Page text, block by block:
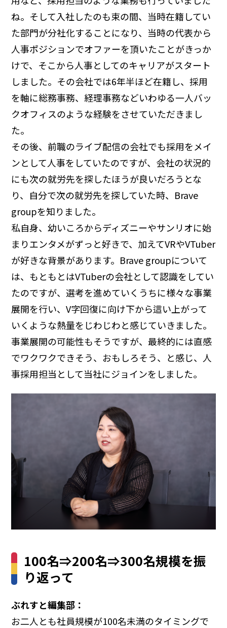
ね。そして入社したのも束の間、当時在籍してい
た部門が分社化することになり、当時の代表から
人事ポジションでオファーを頂いたことがきっか
けで、そこから人事としてのキャリアがスタート
しました。その会社では6年半ほど在籍し、採用
を軸に総務事務、経理事務などいわゆる一人バッ
クオフィスのような経験をさせていただきまし
た。
その後、前職のライブ配信の会社でも採用をメイ
ンとして人事をしていたのですが、会社の状況的
にも次の就労先を探したほうが良いだろうとな
り、自分で次の就労先を探していた時、Brave
groupを知りました。
私自身、幼いころからディズニーやサンリオに始
まりエンタメがずっと好きで、加えてVRやVTuber
が好きな背景があります。Brave groupについて
は、もともとはVTuberの会社として認識をしてい
たのですが、選考を進めていくうちに様々な事業
展開を行い、V字回復に向け下から這い上がって
いくような熱量をじわじわと感じていきました。
事業展開の可能性もそうですが、最終的には直感
でワクワクできそう、おもしろそう、と感じ、人
事採用担当として当社にジョインをしました。
100名⇒200名⇒300名規模を振
り返って
ぶれすと編集部：
お二人とも社員規模が100名未満のタイミングで